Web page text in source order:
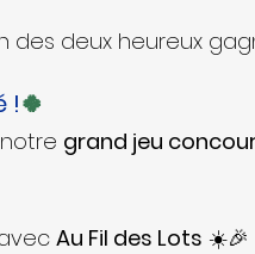
des deux heureux
!🍀
grand jeu
Au Fil des Lots ☀️🎉